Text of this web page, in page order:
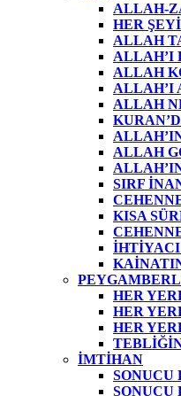
ALLAH-
HER
ALLAH
ALLAH’I
ALLAH
ALLAH’I
ALLAH
ALLAH
SIRF
KISA
HER
HER
HER
İMTİHAN